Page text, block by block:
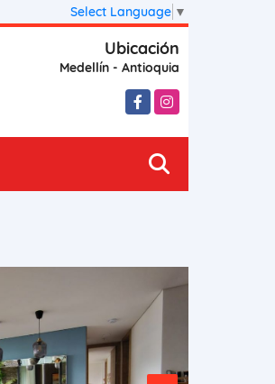
Select Language ▼
Ubicación
Medellín - Antioquia
FacebookInstagram